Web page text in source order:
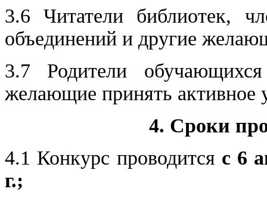
3.6 Читатели библиотек,
объединений и другие
3.7 Родители
желающие принять активное
4. Сроки
4.1 Конкурс проводится с 6
г.;